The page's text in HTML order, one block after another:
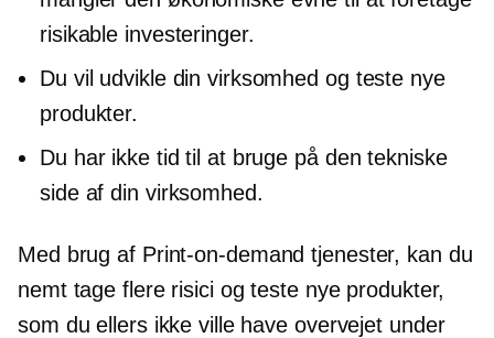
risikable investeringer.
Du vil udvikle din virksomhed og teste nye
produkter.
Du har ikke tid til at bruge på den tekniske
side af din virksomhed.
Med brug af Print-on-demand tjenester, kan du
nemt tage flere risici og teste nye produkter,
som du ellers ikke ville have overvejet under